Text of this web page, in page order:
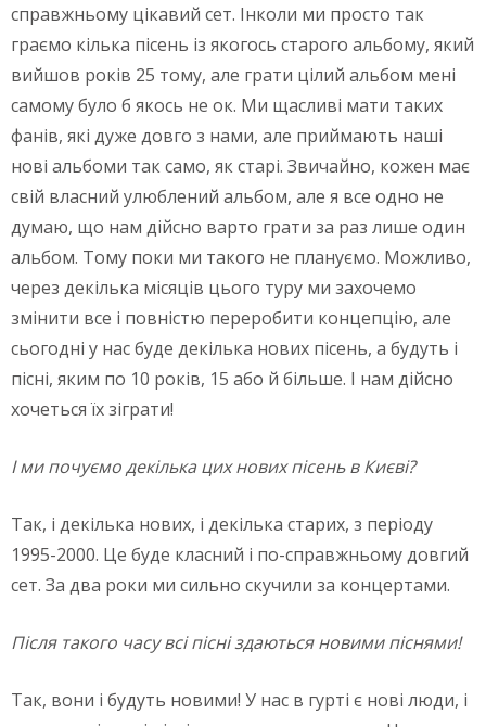
справжньому цікавий сет. Інколи ми просто так
граємо кілька пісень із якогось старого альбому, який
вийшов років 25 тому, але грати цілий альбом мені
самому було б якось не ок. Ми щасливі мати таких
фанів, які дуже довго з нами, але приймають наші
нові альбоми так само, як старі. Звичайно, кожен має
свій власний улюблений альбом, але я все одно не
думаю, що нам дійсно варто грати за раз лише один
альбом. Тому поки ми такого не плануємо. Можливо,
через декілька місяців цього туру ми захочемо
змінити все і повністю переробити концепцію, але
сьогодні у нас буде декілька нових пісень, а будуть і
пісні, яким по 10 років, 15 або й більше. І нам дійсно
хочеться їх зіграти!
І ми почуємо декілька цих нових пісень в Києві?
Так, і декілька нових, і декілька старих, з періоду
1995-2000. Це буде класний і по-справжньому довгий
сет. За два роки ми сильно скучили за концертами.
Після такого часу всі пісні здаються новими піснями!
Так, вони і будуть новими! У нас в гурті є нові люди, і